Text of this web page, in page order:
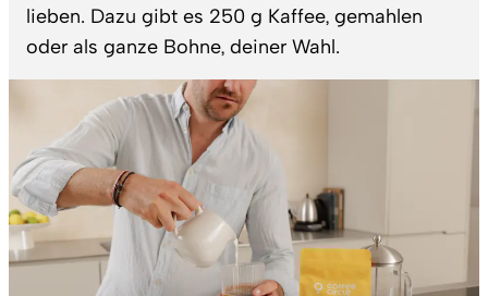
lieben. Dazu gibt es 250 g Kaffee, gemahlen
oder als ganze Bohne, deiner Wahl.